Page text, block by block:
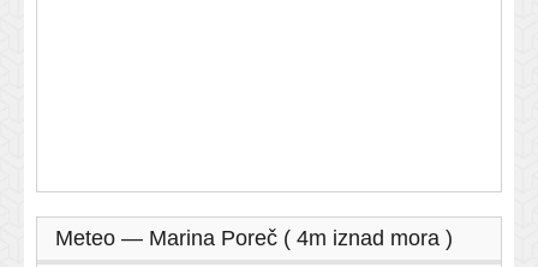
Meteo — Marina Poreč ( 4m iznad mora )